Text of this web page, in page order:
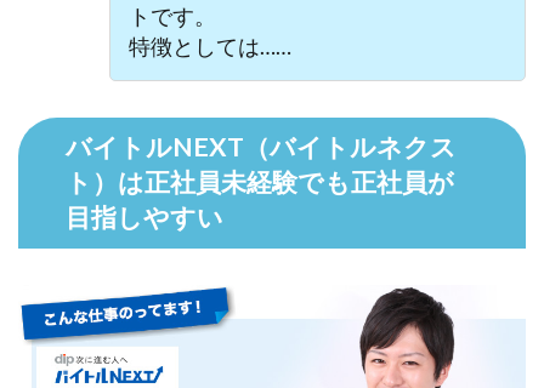
トです。
特徴としては……
バイトルNEXT（バイトルネクス
ト）は正社員未経験でも正社員が
目指しやすい